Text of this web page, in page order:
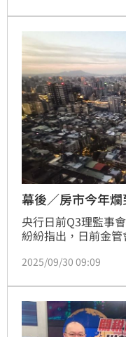
央行只是老生常談
幕後／房市今年
央行日前Q3理監事
紛紛指出，日前金
水，還有川普關稅政
2025/09/30 09:09